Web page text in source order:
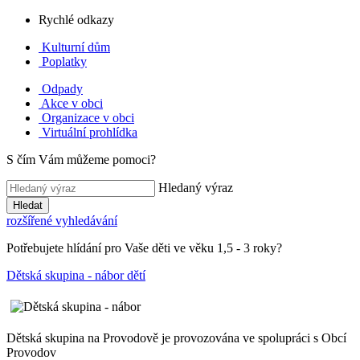
Rychlé odkazy
Kulturní dům
Poplatky
Odpady
Akce v obci
Organizace v obci
Virtuální prohlídka
S čím Vám můžeme pomoci?
Hledaný výraz
Hledat
rozšířené vyhledávání
Potřebujete hlídání pro Vaše děti ve věku 1,5 - 3 roky?
Dětská skupina - nábor dětí
Dětská skupina na Provodově je provozována ve spolupráci s Obcí
Provodov